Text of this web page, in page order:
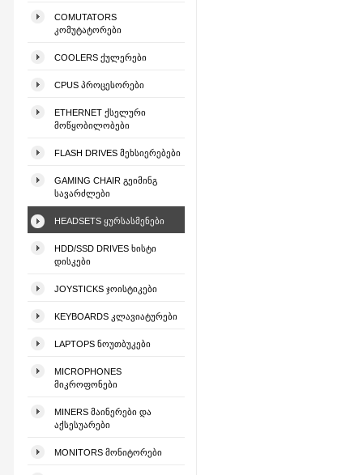
COMUTATORS
ᲙᲝᲛᲣᲢᲐᲢᲝᲠᲔᲑᲘ
COOLERS ᲥᲣᲚᲔᲠᲔᲑᲘ
CPUS ᲞᲠᲝᲪᲔᲡᲝᲠᲔᲑᲘ
ETHERNET ᲥᲡᲔᲚᲣᲠᲘ
ᲛᲝᲬᲧᲝᲑᲘᲚᲝᲑᲔᲑᲘ
FLASH DRIVES ᲛᲔᲮᲡᲘᲔᲠᲔᲑᲔᲑᲘ
GAMING CHAIR ᲒᲔᲘᲛᲘᲜᲒ
ᲡᲐᲕᲐᲠᲫᲚᲔᲑᲘ
HEADSETS ᲧᲣᲠᲡᲐᲡᲛᲔᲜᲔᲑᲘ
HDD/SSD DRIVES ᲮᲘᲡᲢᲘ
ᲓᲘᲡᲙᲔᲑᲘ
JOYSTICKS ᲯᲝᲘᲡᲢᲘᲙᲔᲑᲘ
KEYBOARDS ᲙᲚᲐᲕᲘᲐᲢᲣᲠᲔᲑᲘ
LAPTOPS ᲜᲝᲣᲗᲑᲣᲙᲔᲑᲘ
MICROPHONES
ᲛᲘᲙᲠᲝᲤᲝᲜᲔᲑᲘ
MINERS ᲛᲐᲘᲜᲔᲠᲔᲑᲘ ᲓᲐ
ᲐᲥᲡᲔᲡᲣᲐᲠᲔᲑᲘ
MONITORS ᲛᲝᲜᲘᲢᲝᲠᲔᲑᲘ